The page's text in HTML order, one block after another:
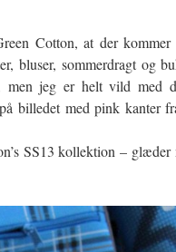
Cotton, at der
bluser, sommerdragt og
men jeg er helt vild med
billedet med pink kanter
SS13 kollektion –